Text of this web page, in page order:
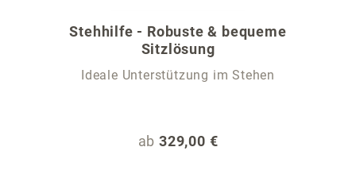
Stehhilfe - Robuste & bequeme
Sitzlösung
Ideale Unterstützung im Stehen
Regulärer Preis:
ab 329,00 €